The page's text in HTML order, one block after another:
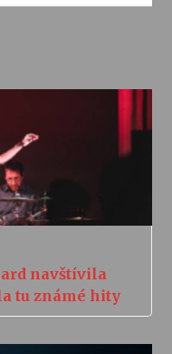
navštívila
tu známé hity